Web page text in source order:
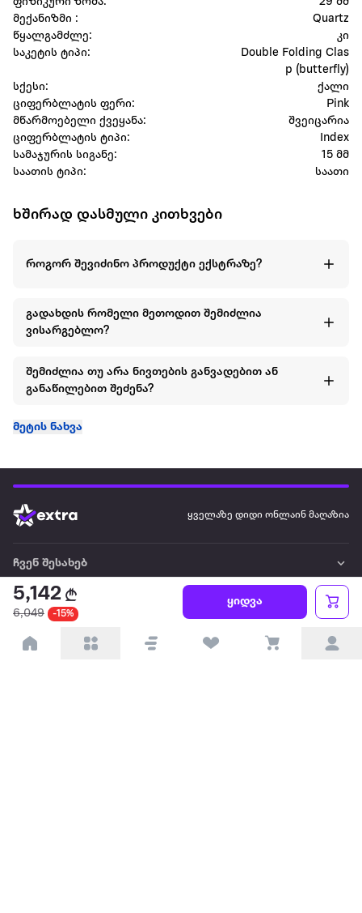
5,142
6,049 -15%
ყიდვა
მექანიზმი :
Quartz
წყალგამძლე:
კი
საკეტის ტიპი:
Double Folding Clas
p (butterfly)
სქესი:
ქალი
ციფერბლატის ფერი:
Pink
მწარმოებელი ქვეყანა:
შვეიცარია
ციფერბლატის ტიპი:
Index
სამაჯურის სიგანე:
15 მმ
საათის ტიპი:
საათი
ხშირად დასმული კითხვები
როგორ შევიძინო პროდუქტი ექსტრაზე?
გადახდის რომელი მეთოდით შემიძლია
ვისარგებლო?
შემიძლია თუ არა ნივთების განვადებით ან
განაწილებით შეძენა?
მეტის ნახვა
ყველაზე დიდი ონლაინ მაღაზია
ჩვენ შესახებ
წესები და პირობები
პარტნიორებისთვის